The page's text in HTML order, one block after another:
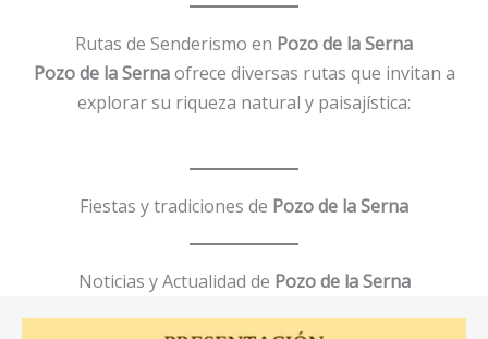
Rutas de Senderismo en Pozo de la Serna
Pozo de la Sernaofrece diversas rutas que invitan a
explorar su riqueza natural y paisajística:
Fiestas y tradiciones de Pozo de la Serna
Noticias y Actualidad de Pozo de la Serna